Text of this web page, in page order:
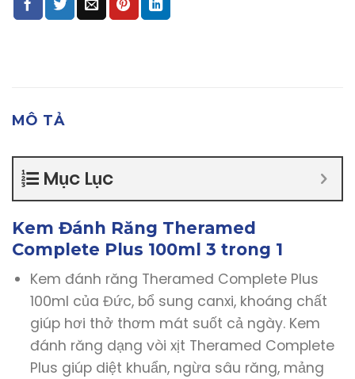
MÔ TẢ
Mục Lục
Kem Đánh Răng Theramed
Complete Plus 100ml 3 trong 1
Kem đánh răng Theramed Complete Plus
100ml của Đức, bổ sung canxi, khoáng chất
giúp hơi thở thơm mát suốt cả ngày. Kem
đánh răng dạng vòi xịt Theramed Complete
Plus giúp diệt khuẩn, ngừa sâu răng, mảng